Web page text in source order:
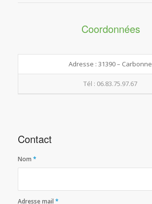
Coordonnées
Adresse : 31390 – Carbonne
Tél : 06.83.75.97.67
Contact
Nom *
Adresse mail *